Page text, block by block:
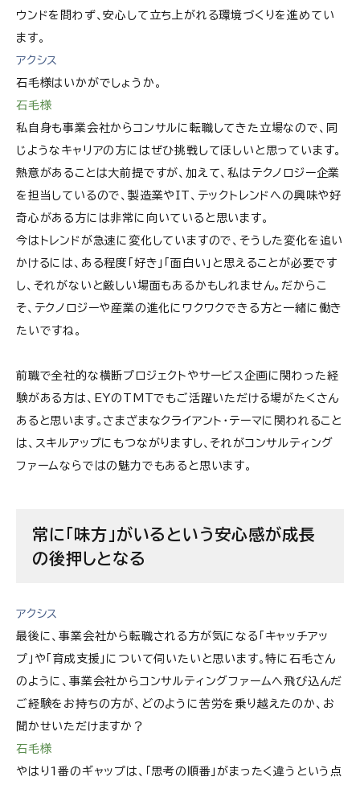
ウンドを問わず、安心して立ち上がれる環境づくりを進めてい
ます。
アクシス
石毛様はいかがでしょうか。
石毛様
私自身も事業会社からコンサルに転職してきた立場なので、同
じようなキャリアの方にはぜひ挑戦してほしいと思っています。
熱意があることは大前提ですが、加えて、私はテクノロジー企業
を担当しているので、製造業やIT、テックトレンドへの興味や好
奇心がある方には非常に向いていると思います。
今はトレンドが急速に変化していますので、そうした変化を追い
かけるには、ある程度「好き」「面白い」と思えることが必要です
し、それがないと厳しい場面もあるかもしれません。だからこ
そ、テクノロジーや産業の進化にワクワクできる方と一緒に働き
たいですね。
前職で全社的な横断プロジェクトやサービス企画に関わった経
験がある方は、EYのTMTでもご活躍いただける場がたくさん
あると思います。さまざまなクライアント・テーマに関われること
は、スキルアップにもつながりますし、それがコンサルティング
ファームならではの魅力でもあると思います。
常に「味方」がいるという安心感が成長
の後押しとなる
アクシス
最後に、事業会社から転職される方が気になる「キャッチアッ
プ」や「育成支援」について伺いたいと思います。特に石毛さん
のように、事業会社からコンサルティングファームへ飛び込んだ
ご経験をお持ちの方が、どのように苦労を乗り越えたのか、お
聞かせいただけますか？
石毛様
やはり1番のギャップは、「思考の順番」がまったく違うという点